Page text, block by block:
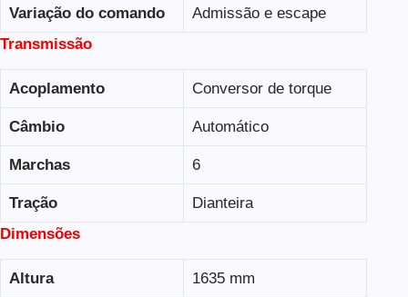
Variação do comando
Admissão e escape
Transmissão
Acoplamento Conversor de torque
Câmbio Automático
Marchas 6
Tração
Dianteira
Dimensões
Altura 1635 mm